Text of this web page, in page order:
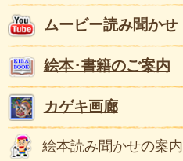
ムービー読み聞かせ
絵本･書籍のご案内
カゲキ画廊
絵本読み聞かせの案内